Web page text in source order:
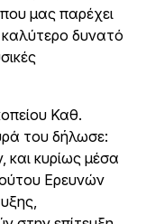
μας παρέχει
δυνατό
Καθ.
του δήλωσε:
κυρίως μέσα
Ερευνών